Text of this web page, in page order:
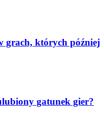
grach, których później
gatunek gier?